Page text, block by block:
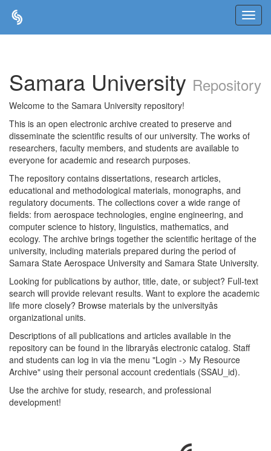
Samara University Repository
Welcome to the Samara University repository!
This is an open electronic archive created to preserve and
disseminate the scientific results of our university. The works of
researchers, faculty members, and students are available to
everyone for academic and research purposes.
The repository contains dissertations, research articles,
educational and methodological materials, monographs, and
regulatory documents. The collections cover a wide range of
fields: from aerospace technologies, engine engineering, and
computer science to history, linguistics, mathematics, and
ecology. The archive brings together the scientific heritage of the
university, including materials prepared during the period of
Samara State Aerospace University and Samara State University.
Looking for publications by author, title, date, or subject? Full-text
search will provide relevant results. Want to explore the academic
life more closely? Browse materials by the universityâs
organizational units.
Descriptions of all publications and articles available in the
repository can be found in the libraryâs electronic catalog. Staff
and students can log in via the menu "Login -> My Resource
Archive" using their personal account credentials (SSAU_id).
Use the archive for study, research, and professional
development!